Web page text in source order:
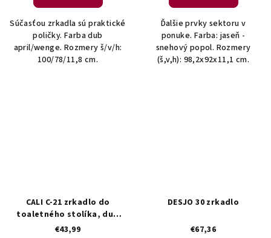
Súčasťou zrkadla sú praktické
poličky. Farba dub
april/wenge. Rozmery š/v/h:
100/78/11,8 cm.
Ďalšie prvky sektoru v
ponuke. Farba: jaseň -
snehový popol. Rozmery
(š,v,h): 98,2x92x11,1 cm.
CALI C-21 zrkadlo do
toaletného stolíka, dub
artisan
€43,99
DESJO 30 zrkadlo
€67,36